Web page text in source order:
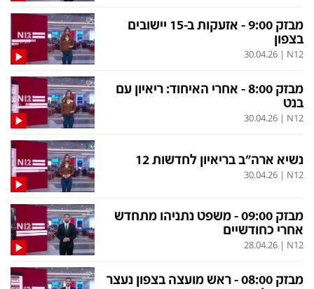
מבזק 9:00 - אזעקות ב-15 יישובים
בצפון
N12
|
30.04.26
מבזק 8:00 - אחרי האיחוד: ריאיון עם
בנט
N12
|
30.04.26
נשיא ארה"ב בריאיון לחדשות 12
N12
|
30.04.26
מבזק 09:00 - משפט נתניהו מתחדש
אחרי כחודשיים
N12
|
28.04.26
מבזק 08:00 - ראש מועצה בצפון נעצר